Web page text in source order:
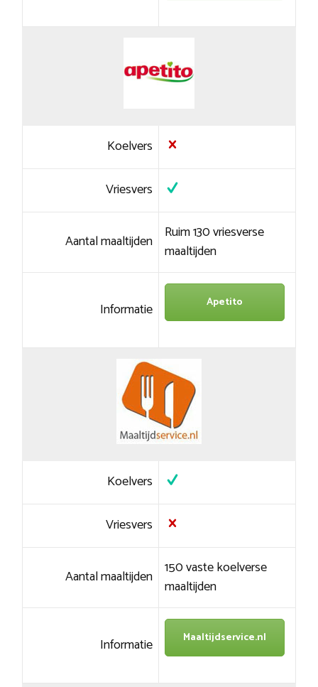
Koelvers
Vriesvers
Aantal maaltijden Ruim 130 vriesverse
maaltijden
Informatie Apetito
Koelvers
Vriesvers
Aantal maaltijden 150 vaste koelverse
maaltijden
Informatie Maaltijdservice.nl